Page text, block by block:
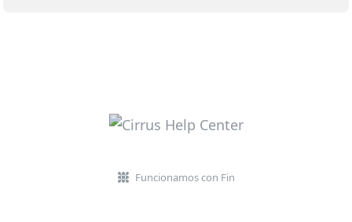
Funcionamos con Fin